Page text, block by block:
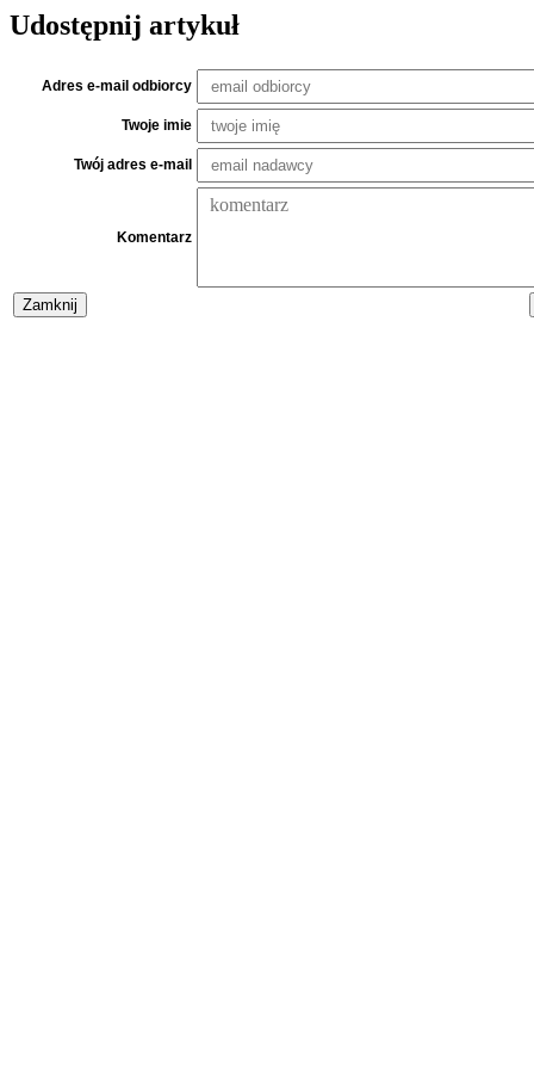
Udostępnij artykuł
Adres e-mail odbiorcy
Twoje imie
Twój adres e-mail
Komentarz